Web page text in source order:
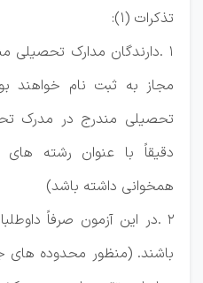
تذکرات (1):
مجاز به ثبت نام خواهند
تحصیلی مندرج در مدرک
همخوانی داشته باشد)
2 .در این آزمون صرفاً